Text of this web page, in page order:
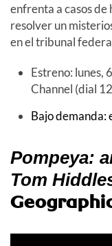
enfrenta a casos de
resolver un
en el tribunal
Estreno: lunes,
Channel (dial
Bajo demanda:
Pompeya:
Tom